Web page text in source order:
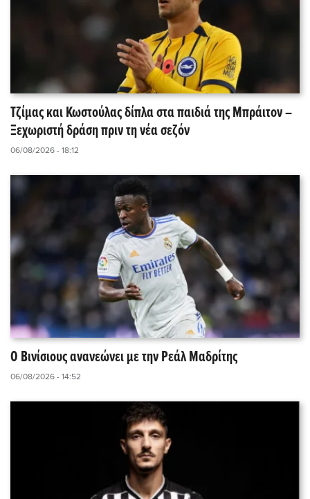
Τζίμας και Κωστούλας δίπλα στα παιδιά της Μπράιτον –
Ξεχωριστή δράση πριν τη νέα σεζόν
06/08/2026 - 18:12
Ο Βινίσιους ανανεώνει με την Ρεάλ Μαδρίτης
06/08/2026 - 14:52